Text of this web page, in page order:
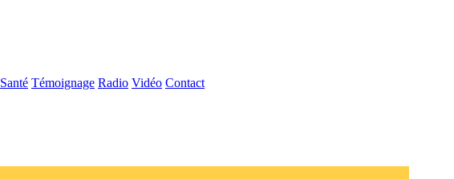
Santé Témoignage Radio Vidéo Contact